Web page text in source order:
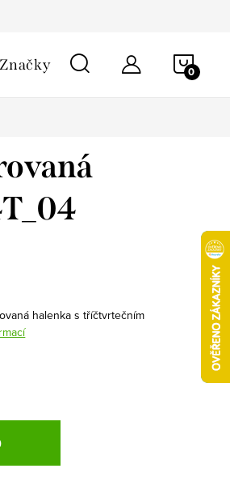
Značky
halenka s tříčtvrtečním